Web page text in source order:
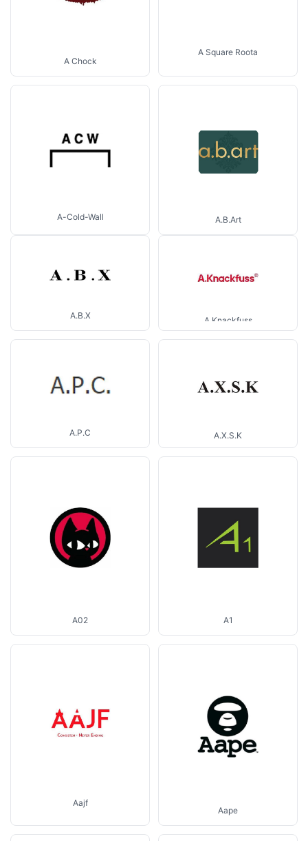
A Chock
A Square Roota
A-Cold-Wall A.B.Art
A.B.X A.Knackfuss
A.P.C A.X.S.K
A02 A1
Aajf
Aape